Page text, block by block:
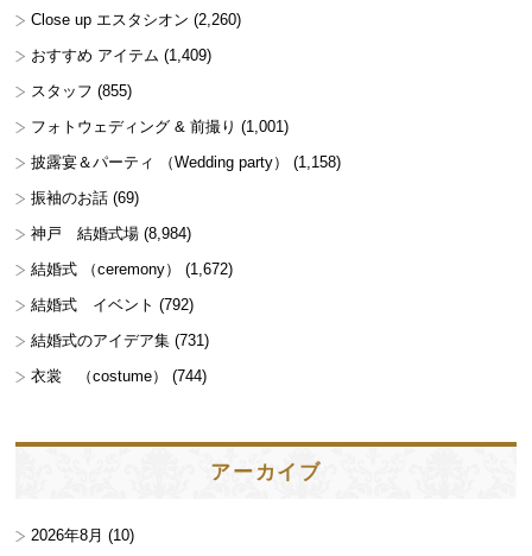
Close up エスタシオン (2,260)
おすすめ アイテム (1,409)
スタッフ (855)
フォトウェディング & 前撮り (1,001)
披露宴＆パーティ （Wedding party）
(1,158)
振袖のお話 (69)
神戸 結婚式場 (8,984)
結婚式 （ceremony）
(1,672)
結婚式 イベント (792)
結婚式のアイデア集 (731)
衣裳 （costume）
(744)
アーカイブ
2026年8月 (10)